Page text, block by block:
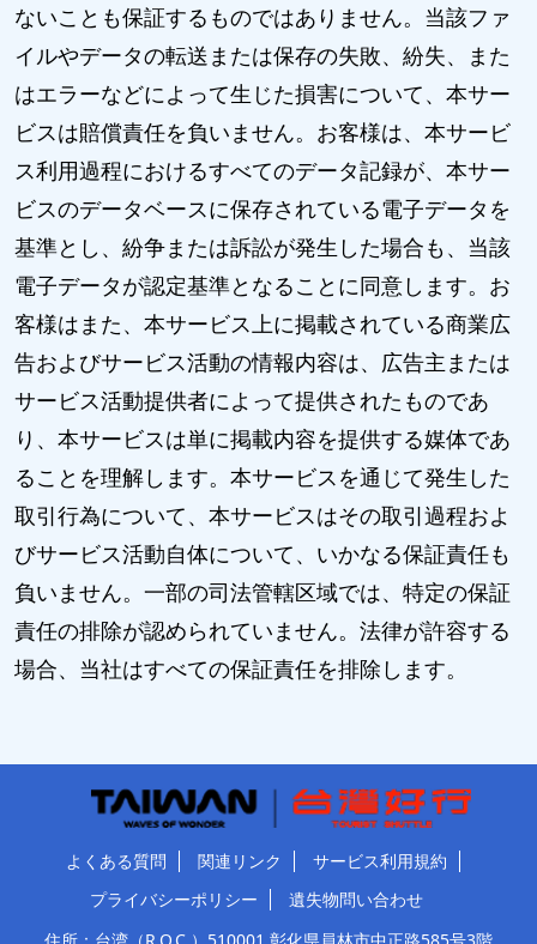
ないことも保証するものではありません。当該ファ
イルやデータの転送または保存の失敗、紛失、また
はエラーなどによって生じた損害について、本サー
ビスは賠償責任を負いません。お客様は、本サービ
ス利用過程におけるすべてのデータ記録が、本サー
ビスのデータベースに保存されている電子データを
基準とし、紛争または訴訟が発生した場合も、当該
電子データが認定基準となることに同意します。お
客様はまた、本サービス上に掲載されている商業広
告およびサービス活動の情報内容は、広告主または
サービス活動提供者によって提供されたものであ
り、本サービスは単に掲載内容を提供する媒体であ
ることを理解します。本サービスを通じて発生した
取引行為について、本サービスはその取引過程およ
びサービス活動自体について、いかなる保証責任も
負いません。一部の司法管轄区域では、特定の保証
責任の排除が認められていません。法律が許容する
場合、当社はすべての保証責任を排除します。
よくある質問 関連リンク
サービス利用規約
プライバシーポリシー
遺失物問い合わせ